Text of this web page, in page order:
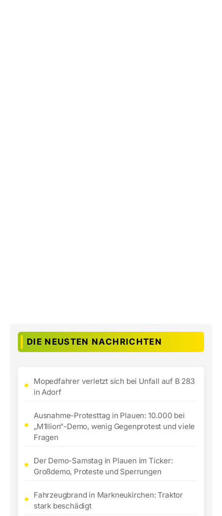
DIE NEUSTEN NACHRICHTEN
Mopedfahrer verletzt sich bei Unfall auf B 283
in Adorf
Ausnahme-Protesttag in Plauen: 10.000 bei
„M1llion“-Demo, wenig Gegenprotest und viele
Fragen
Der Demo-Samstag in Plauen im Ticker:
Großdemo, Proteste und Sperrungen
Fahrzeugbrand in Markneukirchen: Traktor
stark beschädigt